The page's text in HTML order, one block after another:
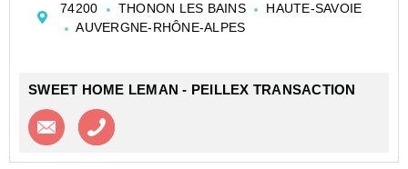
équipée ouverte sur espace repas communiquant avec
un vaste salon (cheminée), wc visiteurs, buande...
74200 THONON LES BAINS
HAUTE-SAVOIE
AUVERGNE-RHÔNE-ALPES
SWEET HOME LEMAN - PEILLEX TRANSACTION
Contacter l'agence